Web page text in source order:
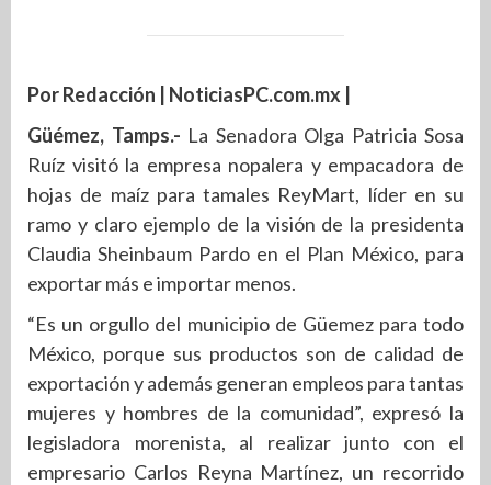
Por Redacción | NoticiasPC.com.mx |
Güémez, Tamps.- La Senadora Olga Patricia Sosa
Ruíz visitó la empresa nopalera y empacadora de
hojas de maíz para tamales ReyMart, líder en su
ramo y claro ejemplo de la visión de la presidenta
Claudia Sheinbaum Pardo en el Plan México, para
exportar más e importar menos.
“Es un orgullo del municipio de Güemez para todo
México, porque sus productos son de calidad de
exportación y además generan empleos para tantas
mujeres y hombres de la comunidad”, expresó la
legisladora morenista, al realizar junto con el
empresario Carlos Reyna Martínez, un recorrido